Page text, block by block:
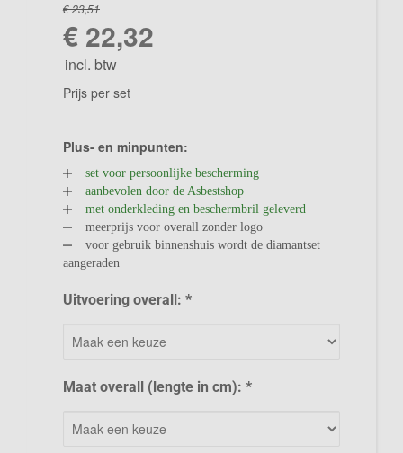
€ 23,51
€ 22,32
incl. btw
Prijs per set
Plus- en minpunten:
set voor persoonlijke bescherming
aanbevolen door de Asbestshop
met onderkleding en beschermbril geleverd
meerprijs voor overall zonder logo
voor gebruik binnenshuis wordt de diamantset
aangeraden
Uitvoering overall: *
Maat overall (lengte in cm): *